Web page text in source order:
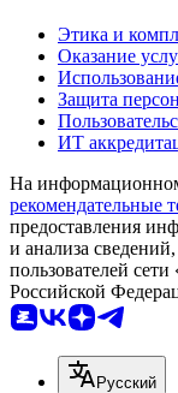
Этика и
Оказание
Защита
ИТ
На
рекомендательные
предоставления
и анализа
пользователей
Российской
Русский